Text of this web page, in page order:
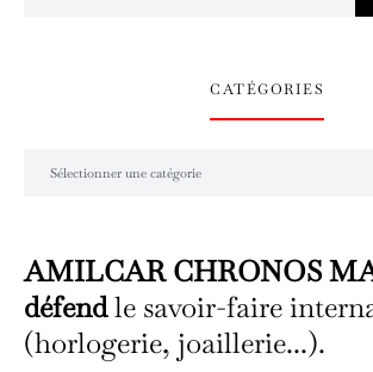
CATÉGORIES
AMILCAR CHRONOS
défendle savoir-faire
(horlogerie, joaillerie...).